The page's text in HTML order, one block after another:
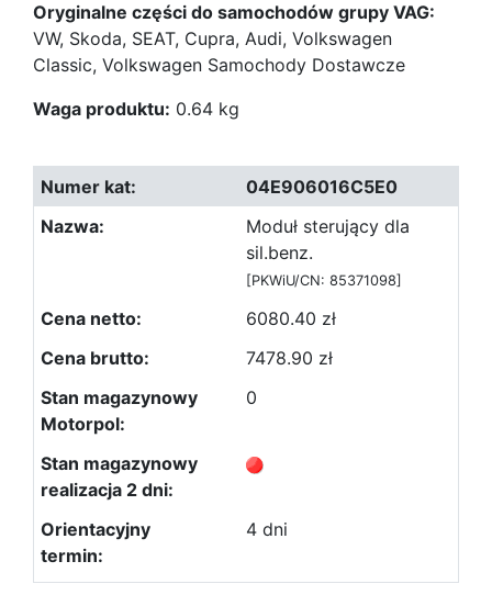
Oryginalne części do samochodów grupy VAG:
VW, Skoda, SEAT, Cupra, Audi, Volkswagen
Classic, Volkswagen Samochody Dostawcze
Waga produktu: 0.64 kg
04E906016C5E0
Moduł sterujący dla
sil.benz.
[PKWiU/CN: 85371098]
6080.40 zł
7478.90 zł
0
4 dni